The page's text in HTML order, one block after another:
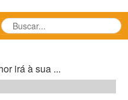
irá à sua ...